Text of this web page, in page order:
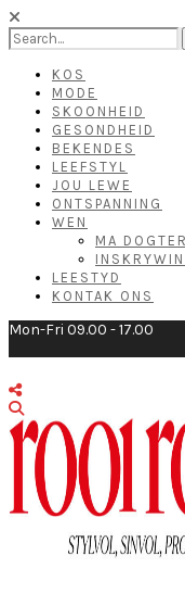
KOS
MODE
SKOONHEID
GESONDHEID
BEKENDES
LEEFSTYL
JOU LEWE
ONTSPANNING
WEN
MA
LEESTYD
KONTAK ONS
Mon-Fri 09.00 - 17.00